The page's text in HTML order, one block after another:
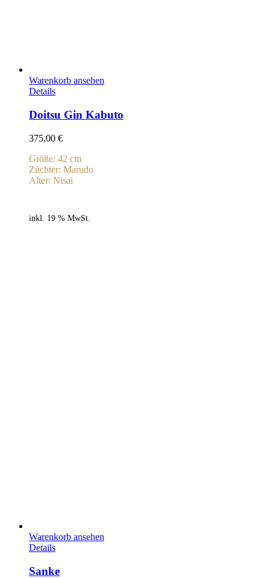
Warenkorb ansehen
Details
Doitsu Gin Kabuto
375,00 €
Größe: 42 cm
Züchter: Marudo
Alter: Nisai
inkl. 19 % MwSt.
Warenkorb ansehen
Details
Sanke